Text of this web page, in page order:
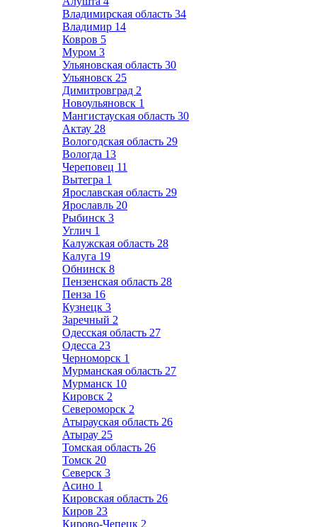
Владимирская область 34
Владимир 14
Ковров 5
Муром 3
Ульяновская область 30
Ульяновск 25
Димитровград 2
Новоульяновск 1
Мангистауская область 30
Актау 28
Вологодская область 29
Вологда 13
Череповец 11
Вытегра 1
Ярославская область 29
Ярославль 20
Рыбинск 3
Углич 1
Калужская область 28
Калуга 19
Обнинск 8
Пензенская область 28
Пенза 16
Кузнецк 3
Заречный 2
Одесская область 27
Одесса 23
Черноморск 1
Мурманская область 27
Мурманск 10
Кировск 2
Североморск 2
Атырауская область 26
Атырау 25
Томская область 26
Томск 20
Северск 3
Асино 1
Кировская область 26
Киров 23
Кирово-Чепецк 2